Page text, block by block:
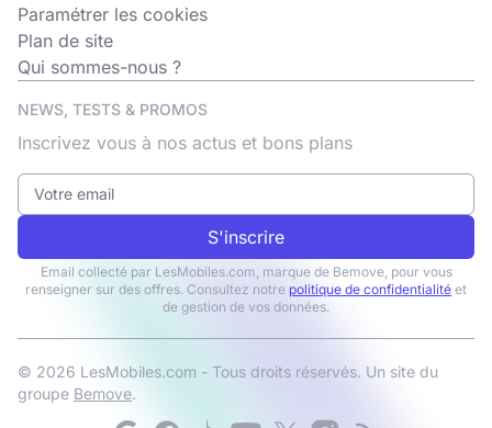
Paramétrer les cookies
Plan de site
Qui sommes-nous ?
NEWS, TESTS & PROMOS
Inscrivez vous à nos actus et bons plans
S'inscrire
Email collecté par LesMobiles.com, marque de Bemove, pour vous
renseigner sur des offres. Consultez notre politique de confidentialité et
de gestion de vos données.
© 2026 LesMobiles.com - Tous droits réservés. Un site du
groupe Bemove.